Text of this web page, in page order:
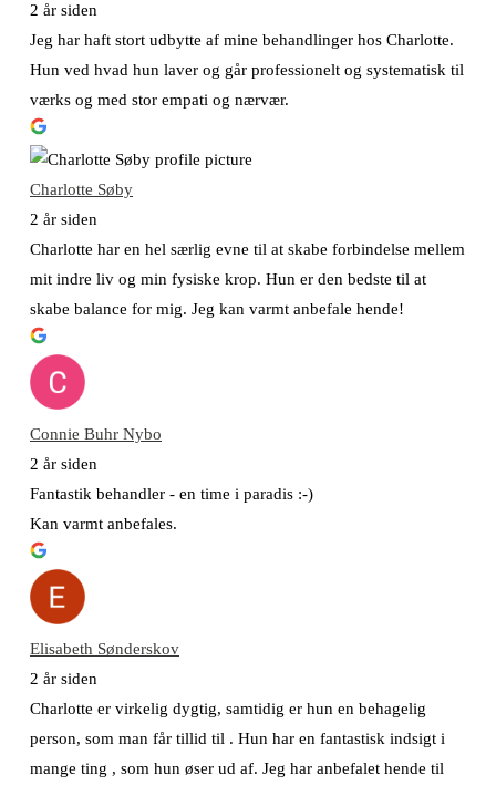
2 år siden
Jeg har haft stort udbytte af mine behandlinger hos Charlotte.
Hun ved hvad hun laver og går professionelt og systematisk til
værks og med stor empati og nærvær.
Charlotte Søby
2 år siden
Charlotte har en hel særlig evne til at skabe forbindelse mellem
mit indre liv og min fysiske krop. Hun er den bedste til at
skabe balance for mig. Jeg kan varmt anbefale hende!
Connie Buhr Nybo
2 år siden
Fantastik behandler - en time i paradis :-)
Kan varmt anbefales.
Elisabeth Sønderskov
2 år siden
Charlotte er virkelig dygtig, samtidig er hun en behagelig
person, som man får tillid til . Hun har en fantastisk indsigt i
mange ting , som hun øser ud af. Jeg har anbefalet hende til